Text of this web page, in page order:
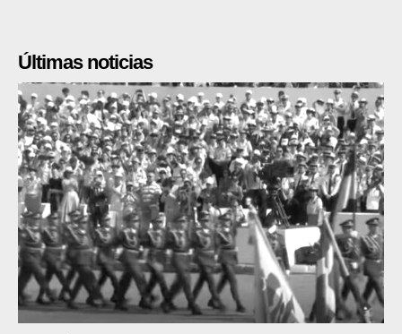
Últimas noticias